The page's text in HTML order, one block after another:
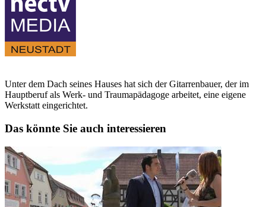
Unter dem Dach seines Hauses hat sich der Gitarrenbauer, der im
Hauptberuf als Werk- und Traumapädagoge arbeitet, eine eigene
Werkstatt eingerichtet.
Das könnte Sie auch interessieren